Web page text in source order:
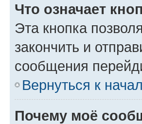
Что означает
Эта кнопка
закончить и
сообщения
Вернуться к
Почему моё